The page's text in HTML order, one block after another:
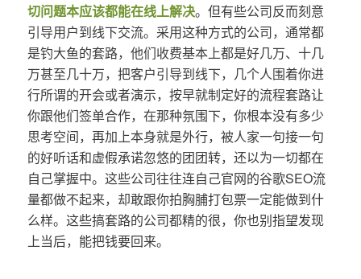
切问题本应该都能在线上解决。但有些公司反而刻意
引导用户到线下交流。采用这种方式的公司，通常都
是钓大鱼的套路，他们收费基本上都是好几万、十几
万甚至几十万，把客户引导到线下，几个人围着你进
行所谓的开会或者演示，按早就制定好的流程套路让
你跟他们签单合作，在那种氛围下，你根本没有多少
思考空间，再加上本身就是外行，被人家一句接一句
的好听话和虚假承诺忽悠的团团转，还以为一切都在
自己掌握中。这些公司往往连自己官网的谷歌SEO流
量都做不起来，却敢跟你拍胸脯打包票一定能做到什
么样。这些搞套路的公司都精的很，你也别指望发现
上当后，能把钱要回来。